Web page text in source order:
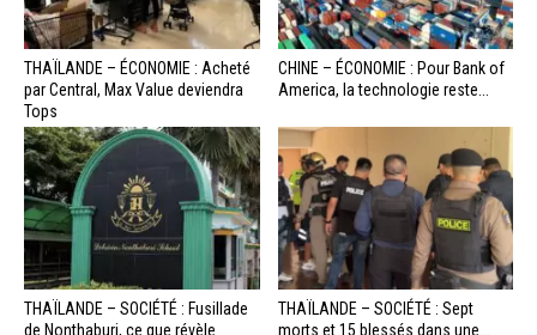
THAÏLANDE – ÉCONOMIE : Acheté
par Central, Max Value deviendra
Tops
CHINE – ÉCONOMIE : Pour Bank of
America, la technologie reste...
THAÏLANDE – SOCIÉTÉ : Fusillade
de Nonthaburi, ce que révèle
THAÏLANDE – SOCIÉTÉ : Sept
morts et 15 blessés dans une...